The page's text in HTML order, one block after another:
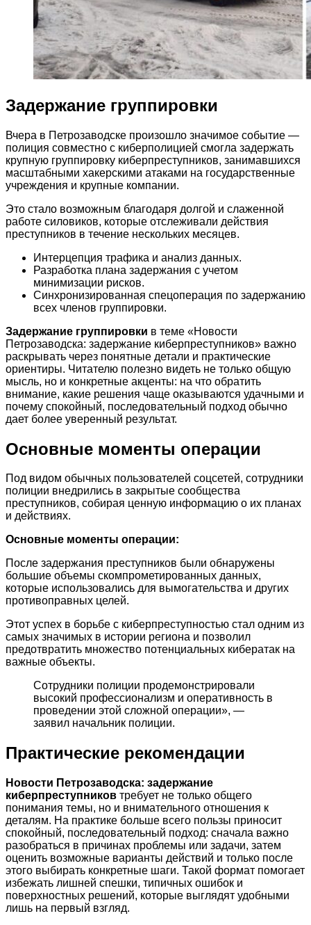
Задержание группировки
Вчера в Петрозаводске произошло значимое событие —
полиция совместно с киберполицией смогла задержать
крупную группировку киберпреступников, занимавшихся
масштабными хакерскими атаками на государственные
учреждения и крупные компании.
Это стало возможным благодаря долгой и слаженной
работе силовиков, которые отслеживали действия
преступников в течение нескольких месяцев.
Интерцепция трафика и анализ данных.
Разработка плана задержания с учетом
минимизации рисков.
Синхронизированная спецоперация по задержанию
всех членов группировки.
Задержание группировки в теме «Новости
Петрозаводска: задержание киберпреступников» важно
раскрывать через понятные детали и практические
ориентиры. Читателю полезно видеть не только общую
мысль, но и конкретные акценты: на что обратить
внимание, какие решения чаще оказываются удачными и
почему спокойный, последовательный подход обычно
дает более уверенный результат.
Основные моменты операции
Под видом обычных пользователей соцсетей, сотрудники
полиции внедрились в закрытые сообщества
преступников, собирая ценную информацию о их планах
и действиях.
Основные моменты операции:
После задержания преступников были обнаружены
большие объемы скомпрометированных данных,
которые использовались для вымогательства и других
противоправных целей.
Этот успех в борьбе с киберпреступностью стал одним из
самых значимых в истории региона и позволил
предотвратить множество потенциальных кибератак на
важные объекты.
Сотрудники полиции продемонстрировали
высокий профессионализм и оперативность в
проведении этой сложной операции», —
заявил начальник полиции.
Практические рекомендации
Новости Петрозаводска: задержание
киберпреступников требует не только общего
понимания темы, но и внимательного отношения к
деталям. На практике больше всего пользы приносит
спокойный, последовательный подход: сначала важно
разобраться в причинах проблемы или задачи, затем
оценить возможные варианты действий и только после
этого выбирать конкретные шаги. Такой формат помогает
избежать лишней спешки, типичных ошибок и
поверхностных решений, которые выглядят удобными
лишь на первый взгляд.